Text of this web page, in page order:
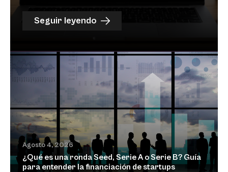
Seguir leyendo
Agosto 4, 2026
¿Qué es una ronda Seed, Serie A o Serie B? Guía
para entender la financiación de startups